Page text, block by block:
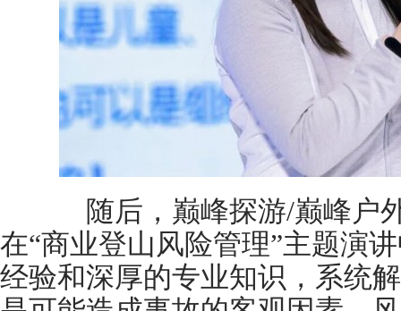
随后，巅峰探游/巅峰户
在“商业登山风险管理”主题演
经验和深厚的专业知识，系统